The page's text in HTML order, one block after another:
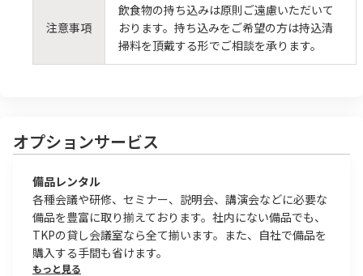
注意事項
飲食物の持ち込みは原則ご遠慮いただいて
おります。持ち込みをご希望の方は持込清
掃料を頂戴する形でご相談を承ります。
オプションサービス
備品レンタル
各種会議や研修、セミナー、説明会、講演会などに必要な
備品を豊富に取り揃えております。社内にない備品でも、
TKPの貸し会議室なら全て揃います。また、自社で備品を
購入する手間も省けます。
もっと見る